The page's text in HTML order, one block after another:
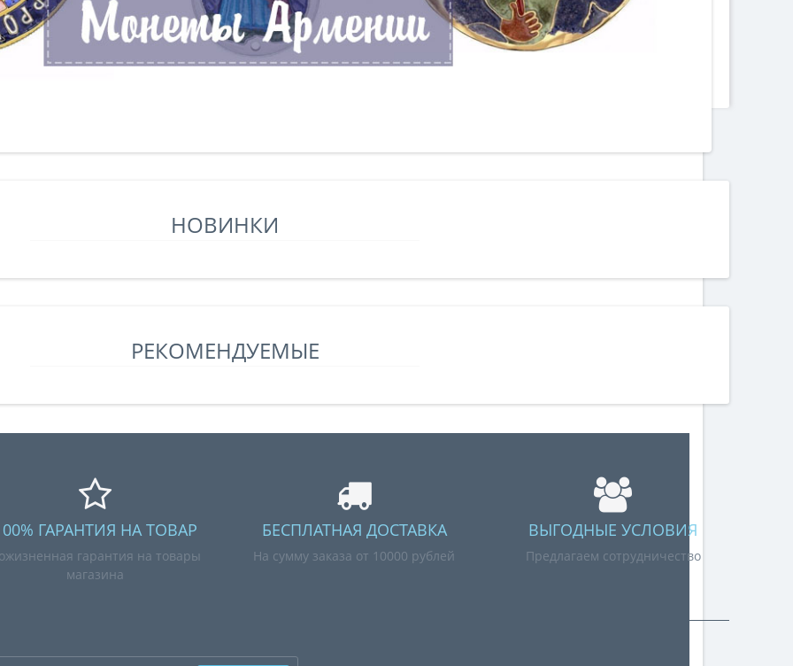
НОВИНКИ
РЕКОМЕНДУЕМЫЕ
ГАРАНТИЯ НА ТОВАР
гарантия на товары
магазина
БЕСПЛАТНАЯ ДОСТАВКА
На сумму заказа от 10000 рублей
ВЫГОДНЫЕ УСЛОВИЯ
Предлагаем сотрудничество